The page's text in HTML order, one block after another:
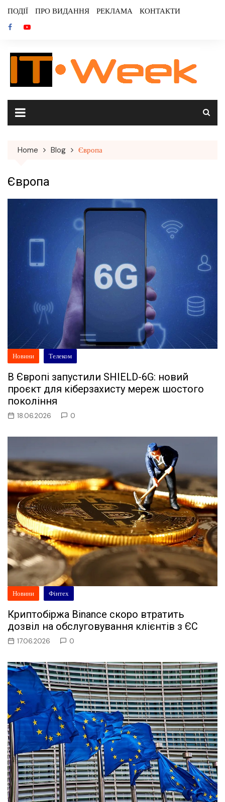
content
ПОДІЇ ПРО ВИДАННЯ РЕКЛАМА КОНТАКТИ
Home Blog Європа
Європа
Новини Телеком
В Європі запустили SHIELD-6G: новий
проєкт для кіберзахисту мереж шостого
покоління
18.06.2026 0
Новини Фінтех
Криптобіржа Binance скоро втратить
дозвіл на обслуговування клієнтів з ЄС
17.06.2026 0